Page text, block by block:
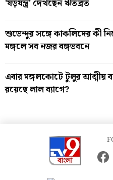
'ষড়যন্ত্র' দেখছেন ঋতব্রত
শুভেন্দুর সঙ্গে কাকলিদের কী
মঙ্গলে সব নজর বঙ্গভবনে
এবার মঙ্গলকোটে টুলুর আত্মীয়
রয়েছে লাল ব্যাগে?